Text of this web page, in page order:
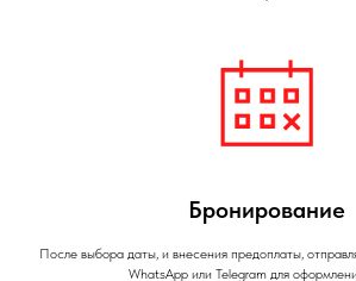
Бронирование
После выбора даты, и внесения предоплаты,
WhatsApp или Telegram для